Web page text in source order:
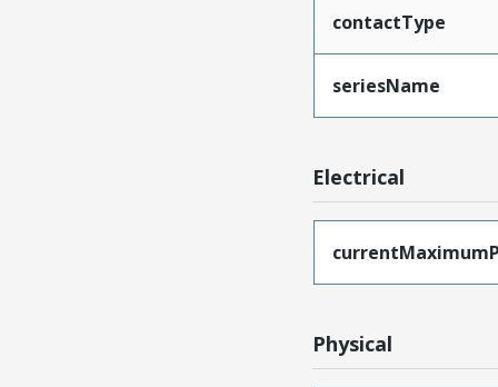
contactType
seriesName
Electrical
Physical